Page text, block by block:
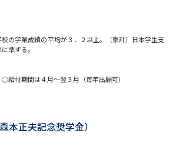
特徴を調べる
特集
奨学金・特待生制度特集
ジ
の学業成績の平均が３．２以上。〔家計〕日本学生支
準ずる。
付期間は４月～翌３月（毎年出願可）
本正夫記念奨学金）